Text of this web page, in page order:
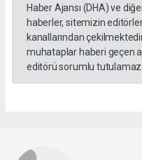
Haber Ajansı (DHA) ve
haberler, sitemizin
kanallarından
muhataplar haberi geçen
editörü sorumlu tutulamaz...